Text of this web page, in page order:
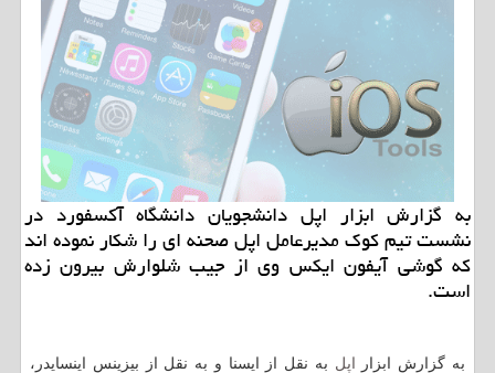
به گزارش ابزار اپل دانشجویان دانشگاه آكسفورد در
نشست تیم كوك مدیرعامل اپل صحنه ای را شكار نموده اند
كه گوشی آیفون ایكس وی از جیب شلوارش بیرون زده
است.
به گزارش ابزار اپل به نقل از ایسنا و به نقل از بیزینس اینسایدر،